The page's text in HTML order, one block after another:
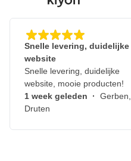
Snelle levering, duidelijke
website
Snelle levering, duidelijke
website, mooie producten!
1 week geleden · Gerben,
Druten